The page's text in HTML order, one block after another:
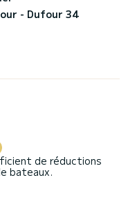
- Dufour 34
de réductions
bateaux.